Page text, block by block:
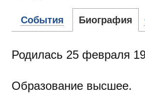
События Биография
Родилась 25 февраля
Образование высшее.